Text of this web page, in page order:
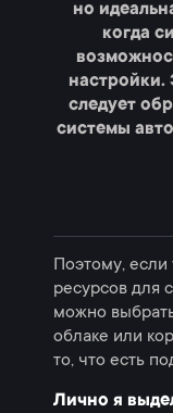
но
когда
настройки.
следует
системы
Поэтому, если
ресурсов для
можно
облаке или
то, что есть
Лично я